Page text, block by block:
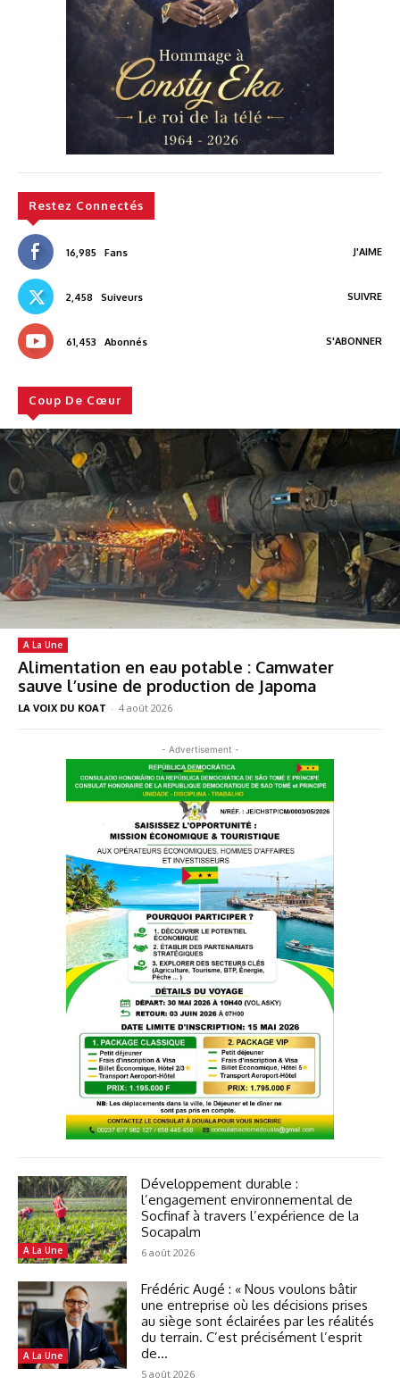
Restez Connectés
16,985 Fans J'AIME
2,458 Suiveurs SUIVRE
61,453 Abonnés S'ABONNER
Coup De Cœur
A La Une
Alimentation en eau potable : Camwater
sauve l’usine de production de Japoma
LA VOIX DU KOAT - 4 août 2026
- Advertisement -
A La Une
Développement durable :
l’engagement environnemental de
Socfinaf à travers l’expérience de la
Socapalm
6 août 2026
A La Une
Frédéric Augé : « Nous voulons bâtir
une entreprise où les décisions prises
au siège sont éclairées par les réalités
du terrain. C’est précisément l’esprit
de...
5 août 2026